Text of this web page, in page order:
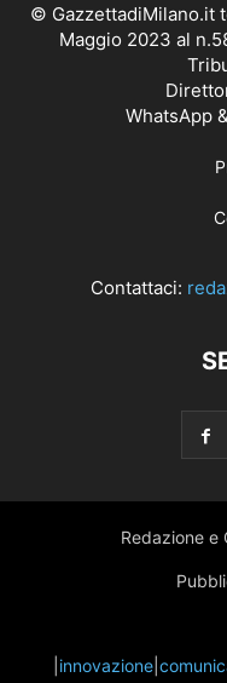
© GazzettadiMilano.it
Maggio 2023 al
WhatsApp
Contattaci:
Redazione e
innovazione